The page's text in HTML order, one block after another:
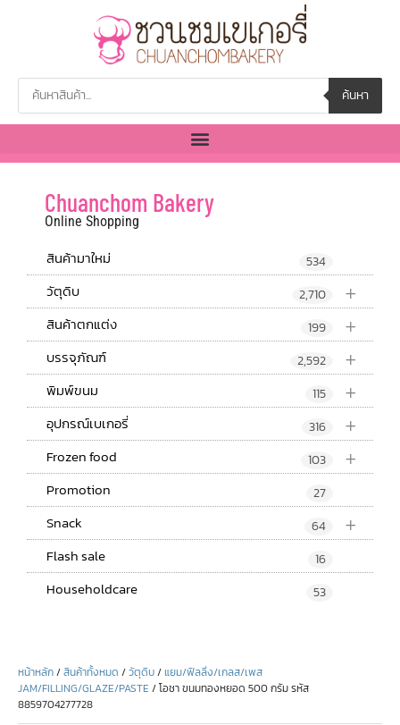
ค้นหา
Chuanchom Bakery
Online Shopping
สินค้ามาใหม่ 534
+
วัตุดิบ 2,710
+
สินค้าตกแต่ง 199
+
บรรจุภัณฑ์ 2,592
+
พิมพ์ขนม 115
+
อุปกรณ์เบเกอรี่ 316
+
Frozen food 103
Promotion 27
+
Snack 64
Flash sale 16
Householdcare 53
หน้าหลัก/สินค้าทั้งหมด /วัตุดิบ/แยม/ฟิลลิ่ง/เกลส/เพส
JAM/FILLING/GLAZE/PASTE / โอชา ขนมทองหยอด 500 กรัม รหัส
8859704277728